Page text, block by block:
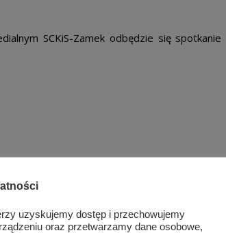
SCKiS-Zamek odbędzie się spotkanie
uzyskujemy dostęp i przechowujemy
oraz przetwarzamy dane osobowe,